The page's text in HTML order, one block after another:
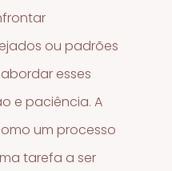
ou padrões
esses
e paciência. A
um processo
tarefa a ser